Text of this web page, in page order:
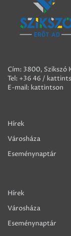
Cím: 3800, Szikszó
Tel: +36 46 /
E-mail: kattintson
Hírek
Városháza
Eseménynaptár
Hírek
Városháza
Eseménynaptár